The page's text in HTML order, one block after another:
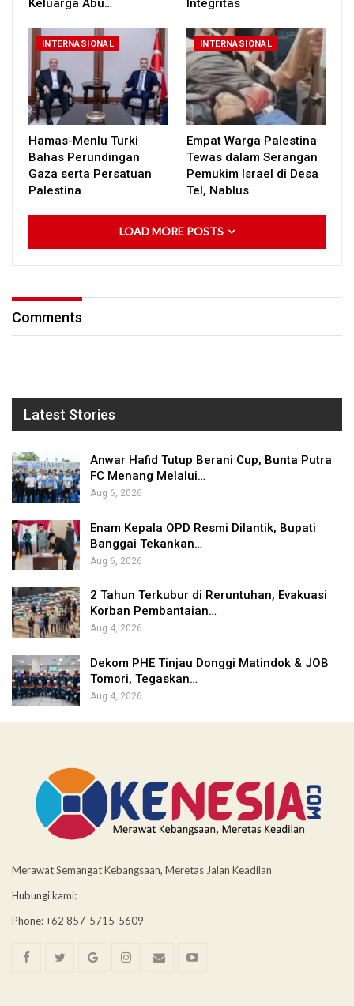
Keluarga Abu…
Integritas
INTERNASIONAL
Hamas-Menlu Turki
Bahas Perundingan
Gaza serta Persatuan
Palestina
INTERNASIONAL
Empat Warga Palestina
Tewas dalam Serangan
Pemukim Israel di Desa
Tel, Nablus
LOAD MORE POSTS
Comments
Latest Stories
Anwar Hafid Tutup Berani Cup, Bunta Putra
FC Menang Melalui…
Aug 6, 2026
Enam Kepala OPD Resmi Dilantik, Bupati
Banggai Tekankan…
Aug 6, 2026
2 Tahun Terkubur di Reruntuhan, Evakuasi
Korban Pembantaian…
Aug 4, 2026
Dekom PHE Tinjau Donggi Matindok & JOB
Tomori, Tegaskan…
Aug 4, 2026
Merawat Semangat Kebangsaan, Meretas Jalan Keadilan
Hubungi kami:
Phone: +62 857-5715-5609